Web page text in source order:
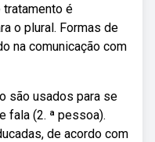
tratamento é
o plural. Formas de
na comunicação com
são usados para se
fala (2. ª pessoa).
de acordo com